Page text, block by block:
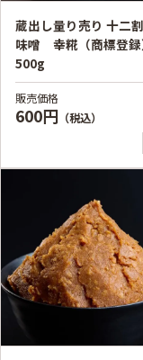
蔵出し量り売り 十二
味噌 幸糀（商標登録
500g
販売価格
600円 （税込）